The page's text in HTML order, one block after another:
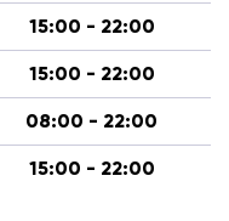
15:00 - 22:00
15:00 - 22:00
08:00 - 22:00
15:00 - 22:00